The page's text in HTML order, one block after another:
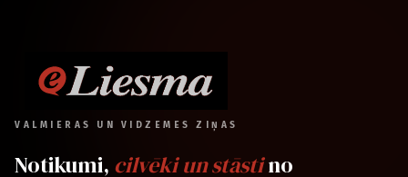
VALMIERAS UN VIDZEMES ZIŅAS
Notikumi, cilvēki un stāstino